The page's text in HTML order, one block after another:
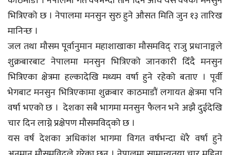
भित्रिएको छ । नेपालमा मनसुन सुरु हुने औसत मिति जुन १३ तारिख
मानिन्छ ।
जल तथा मौसम पूर्वानुमान महाशाखाका मौसमविद् राजु प्रधानाङ्गले
शुक्रबारबाट नेपालमा मनसुन भित्रिएको जानकारी दिँदै मनसुन
भित्रिएका क्षेत्रमा हल्कादेखि मध्यम वर्षा हुने रहेको बताए । पूर्वी
भेगबाट मनसुन भित्रिएकामा शुक्रबार काठमाडौं लगायत क्षेत्रमा पनि
वर्षा भएको छ । देशका सबै भागमा मनसुन फैलन भने अझै दुईदेखि
चार दिन लाग्ने प्रक्षेपण मौसमविद्को छ ।
यस वर्ष देशका अधिकांश भागमा विगत वर्षभन्दा धेरै वर्षा हुने